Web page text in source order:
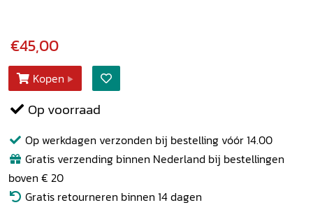
€45,00
Kopen
Op voorraad
Op werkdagen verzonden bij bestelling vóór 14.00
Gratis verzending binnen Nederland bij bestellingen
boven € 20
Gratis retourneren binnen 14 dagen